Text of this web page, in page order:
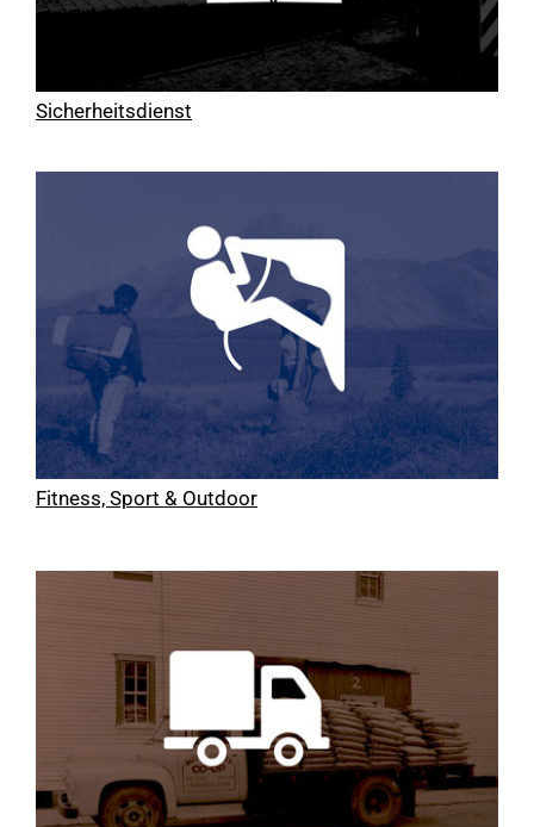
Sicherheitsdienst
Fitness, Sport & Outdoor